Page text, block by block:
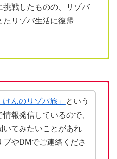
挑戦したものの、リゾバ
たリゾバ生活に復帰
けんのリゾバ旅」
という
報発信しているので、
いてみたいことがあれ
プやDMでご連絡くださ